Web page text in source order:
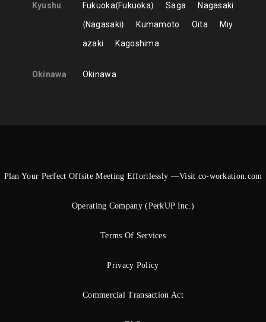
Kyushu Fukuoka Fukuoka Saga
Nagasaki
Nagasaki
Kumamoto Oita
Miy
azaki
Kagoshima
Okinawa Okinawa
Plan Your Perfect Offsite Meeting Effortlessly —Visit co-workation.com
Operating Company (PerkUP Inc.)
Terms Of Services
Privacy Policy
Commercial Transaction Act